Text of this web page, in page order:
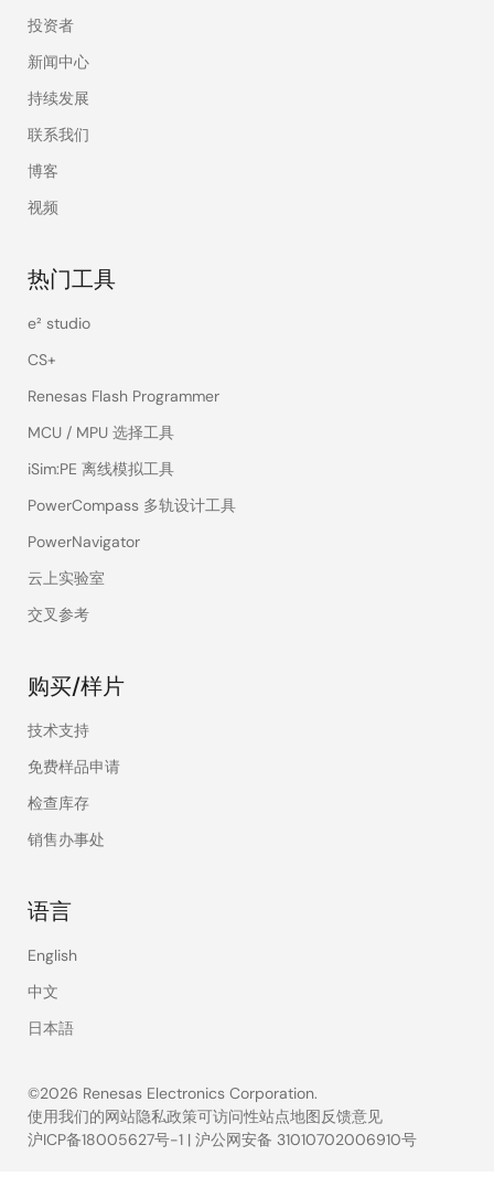
投资者
新闻中心
持续发展
联系我们
博客
视频
热门工具
e² studio
CS+
Renesas Flash Programmer
MCU / MPU 选择工具
iSim:PE 离线模拟工具
PowerCompass 多轨设计工具
PowerNavigator
云上实验室
交叉参考
购买/样片
技术支持
免费样品申请
检查库存
销售办事处
语言
English
中文
日本語
©2026 Renesas Electronics Corporation.
Legal
使用我们的网站隐私政策可访问性站点地图反馈意见
沪ICP备18005627号-1 | 沪公网安备 31010702006910号